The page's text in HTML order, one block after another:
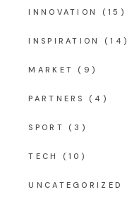
INNOVATION (15)
INSPIRATION (14)
MARKET (9)
PARTNERS (4)
SPORT (3)
TECH (10)
UNCATEGORIZED